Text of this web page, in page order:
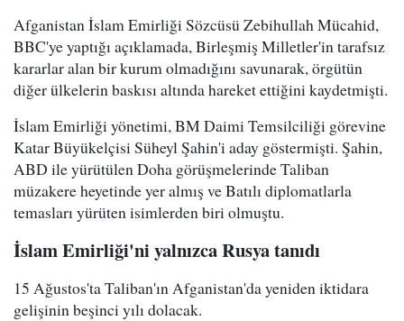
Afganistan İslam Emirliği Sözcüsü Zebihullah Mücahid,
BBC'ye yaptığı açıklamada, Birleşmiş Milletler'in tarafsız
kararlar alan bir kurum olmadığını savunarak, örgütün
diğer ülkelerin baskısı altında hareket ettiğini kaydetmişti.
İslam Emirliği yönetimi, BM Daimi Temsilciliği görevine
Katar Büyükelçisi Süheyl Şahin'i aday göstermişti. Şahin,
ABD ile yürütülen Doha görüşmelerinde Taliban
müzakere heyetinde yer almış ve Batılı diplomatlarla
temasları yürüten isimlerden biri olmuştu.
İslam Emirliği'ni yalnızca Rusya tanıdı
15 Ağustos'ta Taliban'ın Afganistan'da yeniden iktidara
gelişinin beşinci yılı dolacak.